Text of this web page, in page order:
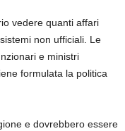
vedere quanti affari
non ufficiali. Le
e ministri
formulata la politica
e dovrebbero essere